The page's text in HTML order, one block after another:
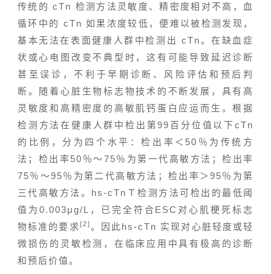
传统的 cTn 检测方法灵敏度、精密度相对不高，血
循环中的 cTn 如果浓度较低，便难以被检测发现，
基本无法在表面健康人群中检测出 cTn。在缺血症
状或心电图改变不典型时，这有可能导致延迟诊断
甚至误诊，不利于早期诊断、风险评估和预后判
断。随着心脏生物标志物技术的不断发展，具有高
灵敏度和高精密度的高敏肌钙蛋白应运而生。根据
检测方法在健康人群中检出第99百分位值以下cTn
的比例，分为四个水平：检出率＜50％为传统方
法；检出率50％～75％为第一代高敏方法；检出率
75％～95％为第二代高敏方法；检出率＞95％为第
三代高敏方法。hs-cTnＴ检测方法可检出的最低阈
值为0.003μg/L，已完全符合ESC对心肌梗死标志
物标准的要求 [2] 。因此hs-cTn 实现对心脏轻度或轻
微损伤的灵敏检测，在临床应用中具有极高的诊断
和预后价值。